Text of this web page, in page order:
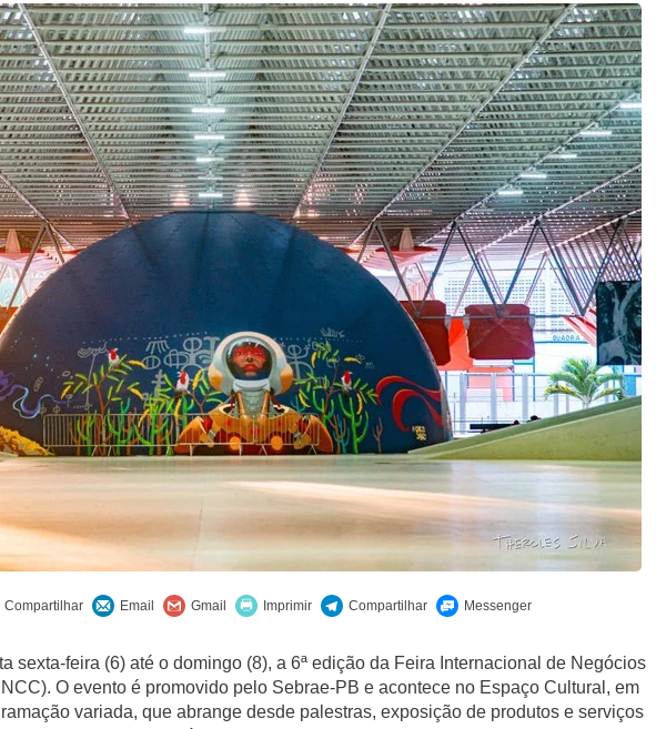
sexta-feira (6) até o domingo (8), a 6ª edição da Feira Internacional de Negócios
O evento é promovido pelo Sebrae-PB e acontece no Espaço Cultural, em
variada, que abrange desde palestras, exposição de produtos e serviços